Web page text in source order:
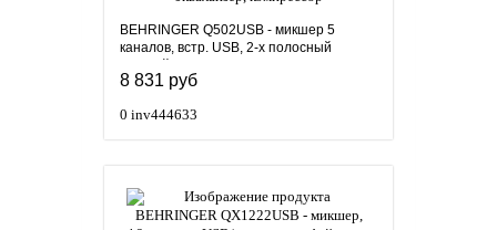
BEHRINGER Q502USB - микшер 5
каналов, встр. USB, 2-х полосный
8 831 руб
0 inv444633